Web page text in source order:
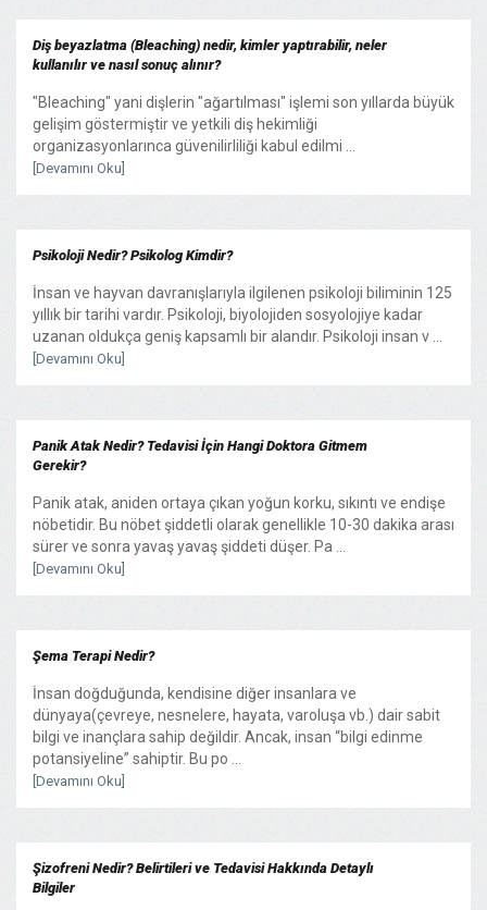
Diş beyazlatma (Bleaching) nedir, kimler yaptırabilir, neler
kullanılır ve nasıl sonuç alınır?
"Bleaching" yani dişlerin "ağartılması" işlemi son yıllarda büyük
gelişim göstermiştir ve yetkili diş hekimliği
organizasyonlarınca güvenilirliliği kabul edilmi ...
[Devamını Oku]
Psikoloji Nedir? Psikolog Kimdir?
İnsan ve hayvan davranışlarıyla ilgilenen psikoloji biliminin 125
yıllık bir tarihi vardır. Psikoloji, biyolojiden sosyolojiye kadar
uzanan oldukça geniş kapsamlı bir alandır. Psikoloji insan v ...
[Devamını Oku]
Panik Atak Nedir? Tedavisi İçin Hangi Doktora Gitmem
Gerekir?
Panik atak, aniden ortaya çıkan yoğun korku, sıkıntı ve endişe
nöbetidir. Bu nöbet şiddetli olarak genellikle 10-30 dakika arası
sürer ve sonra yavaş yavaş şiddeti düşer. Pa ...
[Devamını Oku]
Şema Terapi Nedir?
İnsan doğduğunda, kendisine diğer insanlara ve
dünyaya(çevreye, nesnelere, hayata, varoluşa vb.) dair sabit
bilgi ve inançlara sahip değildir. Ancak, insan “bilgi edinme
potansiyeline” sahiptir. Bu po ...
[Devamını Oku]
Şizofreni Nedir? Belirtileri ve Tedavisi Hakkında Detaylı
Bilgiler